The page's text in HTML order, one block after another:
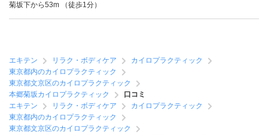
菊坂下から53m （徒歩1分）
エキテン リラク・ボディケア
カイロプラクティック
東京都内のカイロプラクティック
東京都文京区のカイロプラクティック
本郷菊坂カイロプラクティック
口コミ
エキテン
リラク・ボディケア
カイロプラクティック
東京都内のカイロプラクティック
東京都文京区のカイロプラクティック